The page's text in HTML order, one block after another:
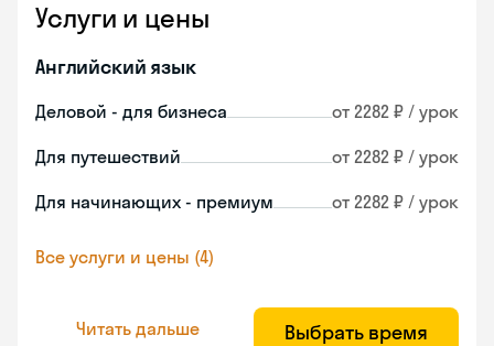
Услуги и цены
Английский язык
Деловой - для бизнеса от 2282 ₽ / урок
Для путешествий от 2282 ₽ / урок
Для начинающих - премиум от 2282 ₽ / урок
Все услуги и цены (4)
Читать дальше Выбрать время